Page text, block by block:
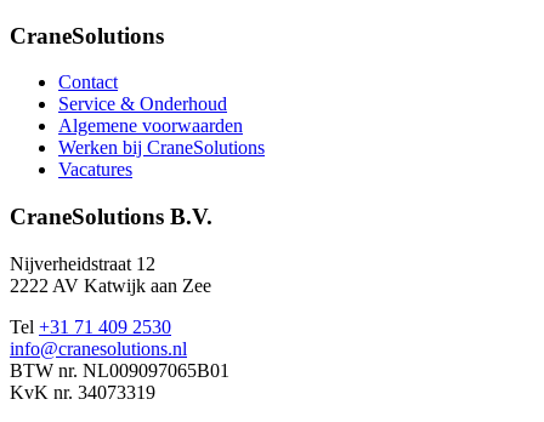
CraneSolutions
Contact
Service & Onderhoud
Algemene voorwaarden
Werken bij CraneSolutions
Vacatures
CraneSolutions B.V.
Nijverheidstraat 12
2222 AV Katwijk aan Zee
Tel +31 71 409 2530
info@cranesolutions.nl
BTW nr. NL009097065B01
KvK nr. 34073319